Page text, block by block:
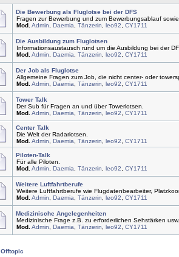
Die Bewerbung als Fluglotse bei der DFS
Fragen zur Bewerbung und zum Bewerbungsablauf
Mod. Admin Daemia Tänzerin leo92 CY1711
Die Ausbildung zum Fluglotsen
Informationsaustausch rund um die Ausbildung bei der
Mod. Admin Daemia Tänzerin leo92 CY1711
Der Job als Fluglotse
Allgemeine Fragen zum Job, die nicht center- oder
Mod. Admin Daemia Tänzerin leo92 CY1711
Tower Talk
Der Sub für Fragen an und über Towerlotsen.
Mod. Admin Daemia Tänzerin leo92 CY1711
Center Talk
Die Welt der Radarlotsen.
Mod. Admin Daemia Tänzerin leo92 CY1711
Piloten-Talk
Für alle Piloten.
Mod. Admin Daemia Tänzerin leo92 CY1711
Weitere Luftfahrtberufe
Weitere Luftfahrtberufe wie Flugdatenbearbeiter,
Mod. Admin Daemia Tänzerin leo92 CY1711
Medizinische Angelegenheiten
Medizinische Frage z.B. zu erforderlichen Sehstärken usw.
Mod. Admin Daemia Tänzerin leo92 CY1711
Offtopic